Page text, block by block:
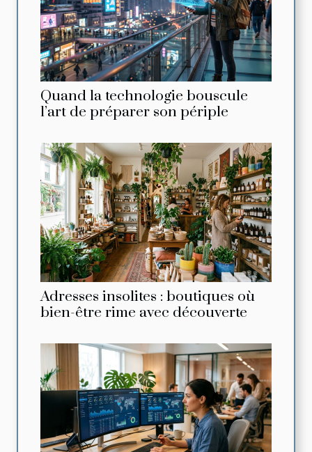
Quand la technologie bouscule
l’art de préparer son périple
Adresses insolites : boutiques où
bien-être rime avec découverte